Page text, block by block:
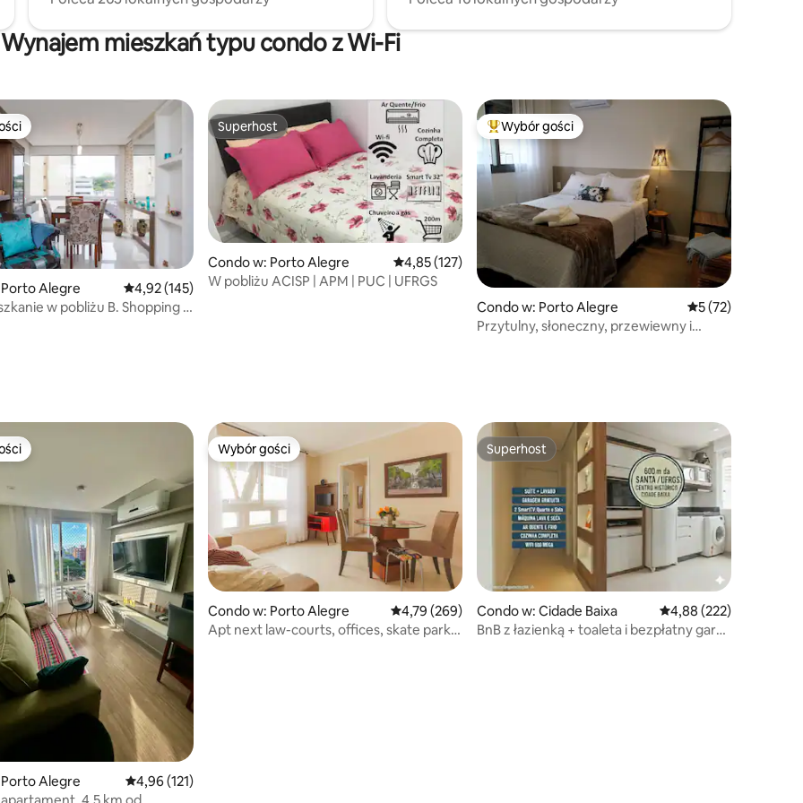
Wynajem mieszkań typu condo z Wi-Fi
liczba recenzji: 140
Alegre Średnia ocena: 4,92 na 5, liczba recenzji: 145
4,92 (145)
w pobliżu B. Shopping i
Superhost
Superhost
Condo w: Porto Alegre Średnia ocena: 4,85 na 5, liczba recenzji: 127
4,85 (127)
W pobliżu ACISP | APM | PUC | UFRGS
Najpopularniejsze z kategorii Wybór gości
Wybór gości
Condo w: Porto Alegre Średnia ocena: 5
5 (72)
Przytulny, słoneczny, przewiewny i
recenzji: 208
Alegre Średnia ocena: 4,96 na 5, liczba recenzji: 121
4,96 (121)
Wybór gości
Wybór gości
Condo w: Porto Alegre Średnia ocena: 4,79 na 5, liczba recenzji: 269
4,79 (269)
Apt next law-courts, offices, skate park z
Superhost
Superhost
Condo w: Cidade Baixa Średnia ocena: 4,88
4,88 (222)
BnB z łazienką + toaleta i bezpłatny garaż